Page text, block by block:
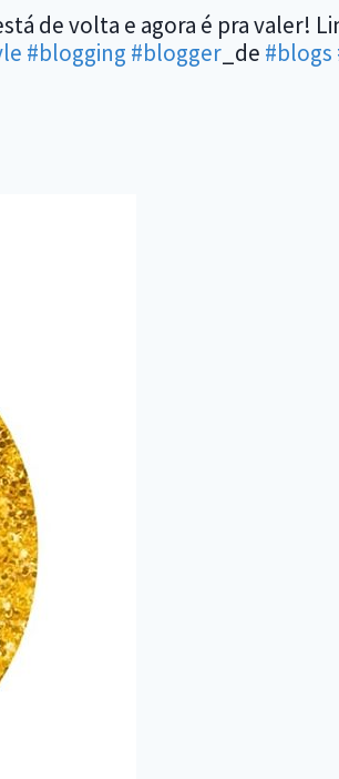
de volta e agora é pra valer!
#blogging #blogger _de #blogs